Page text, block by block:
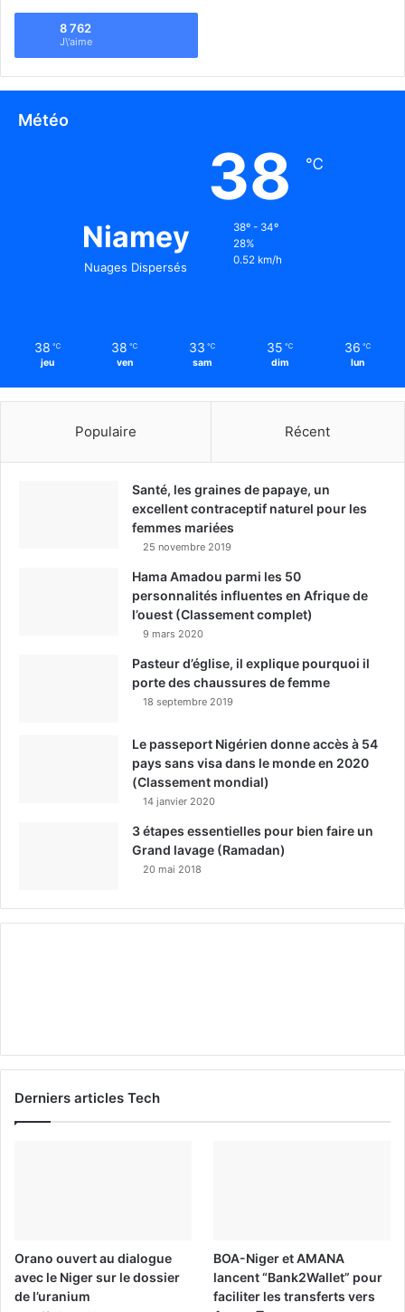
8 762
J\'aime
Météo
Niamey
Nuages Dispersés
38 ℃
38º - 34º
28%
0.52 km/h
38 ℃
jeu
38 ℃
ven
33 ℃
sam
35 ℃
dim
36 ℃
lun
Populaire Récent
Santé, les graines de papaye, un
excellent contraceptif naturel pour les
femmes mariées
25 novembre 2019
Hama Amadou parmi les 50
personnalités influentes en Afrique de
l’ouest (Classement complet)
9 mars 2020
Pasteur d’église, il explique pourquoi il
porte des chaussures de femme
18 septembre 2019
Le passeport Nigérien donne accès à 54
pays sans visa dans le monde en 2020
(Classement mondial)
14 janvier 2020
3 étapes essentielles pour bien faire un
Grand lavage (Ramadan)
20 mai 2018
Derniers articles Tech
Orano ouvert au dialogue
avec le Niger sur le dossier
de l’uranium
BOA-Niger et AMANA
lancent “Bank2Wallet” pour
faciliter les transferts vers